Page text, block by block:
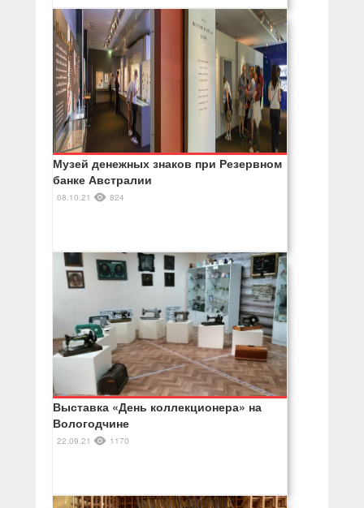
Музей денежных знаков при Резервном
банке Австралии
08.10.21 824
Выставка «День коллекционера» на
Вологодчине
22.09.21 1170